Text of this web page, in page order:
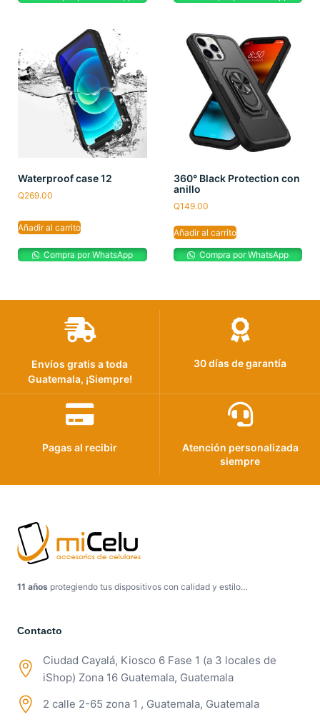
Waterproof case 12
Q269.00
Añadir al carrito
Compra por WhatsApp
360° Black Protection con
anillo
Q149.00
Añadir al carrito
Compra por WhatsApp
Envíos gratis a toda
Guatemala, ¡Siempre!
30 días de garantía
Pagas al recibir
Atención personalizada
siempre
11 años protegiendo tus dispositivos con calidad y estilo…
Contacto
Ciudad Cayalá, Kiosco 6 Fase 1 (a 3 locales de
iShop) Zona 16 Guatemala, Guatemala
2 calle 2-65 zona 1 , Guatemala, Guatemala